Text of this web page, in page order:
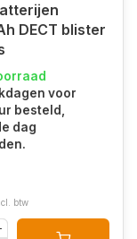
DECT blister
voor
besteld,
dag
btw